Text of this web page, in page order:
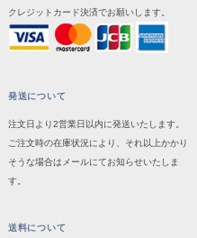
クレジットカード決済でお願いします。
発送について
注文日より2営業日以内に発送いたします。
ご注文時の在庫状況により、それ以上かかり
そうな場合はメールにてお知らせいたしま
す。
送料について